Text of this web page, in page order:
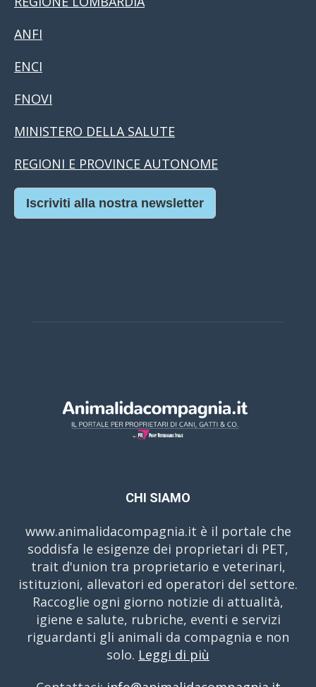
ANFI
ENCI
FNOVI
MINISTERO DELLA SALUTE
REGIONI E PROVINCE AUTONOME
Iscriviti alla nostra newsletter
CHI SIAMO
www.animalidacompagnia.it è il portale che
soddisfa le esigenze dei proprietari di PET,
trait d'union tra proprietario e veterinari,
istituzioni, allevatori ed operatori del settore.
Raccoglie ogni giorno notizie di attualità,
igiene e salute, rubriche, eventi e servizi
riguardanti gli animali da compagnia e non
solo. Leggi di più